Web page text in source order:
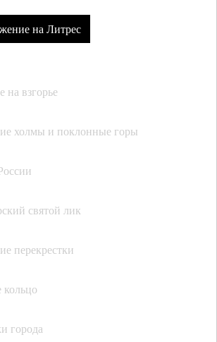
на Литрес
на взгорье
холмы и поклонные горы
святой лик
перекрестки
кольцо
города